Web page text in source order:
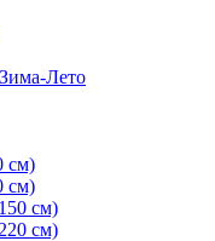
Лето
см)
см)
см)
см)